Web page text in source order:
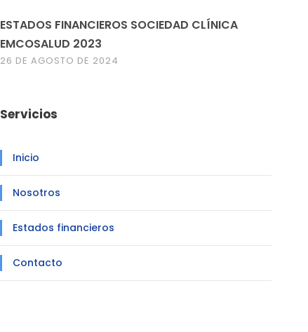
ESTADOS FINANCIEROS SOCIEDAD CLÍNICA
EMCOSALUD 2023
26 DE AGOSTO DE 2024
Servicios
Inicio
Nosotros
Estados financieros
Contacto